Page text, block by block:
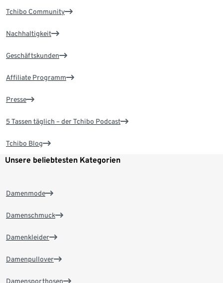
Tchibo Community
Nachhaltigkeit
Geschäftskunden
Affiliate Programm
Presse
5 Tassen täglich – der Tchibo Podcast
Tchibo Blog
Unsere beliebtesten Kategorien
Damenmode
Damenschmuck
Damenkleider
Damenpullover
Damensporthosen